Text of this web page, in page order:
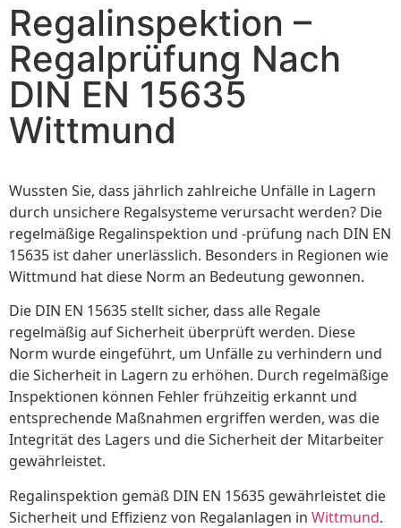
Regalinspektion –
Regalprüfung Nach
DIN EN 15635
Wittmund
Wussten Sie, dass jährlich zahlreiche Unfälle in Lagern
durch unsichere Regalsysteme verursacht werden? Die
regelmäßige Regalinspektion und -prüfung nach DIN EN
15635 ist daher unerlässlich. Besonders in Regionen wie
Wittmund hat diese Norm an Bedeutung gewonnen.
Die DIN EN 15635 stellt sicher, dass alle Regale
regelmäßig auf Sicherheit überprüft werden. Diese
Norm wurde eingeführt, um Unfälle zu verhindern und
die Sicherheit in Lagern zu erhöhen. Durch regelmäßige
Inspektionen können Fehler frühzeitig erkannt und
entsprechende Maßnahmen ergriffen werden, was die
Integrität des Lagers und die Sicherheit der Mitarbeiter
gewährleistet.
Regalinspektion gemäß DIN EN 15635 gewährleistet die
Sicherheit und Effizienz von Regalanlagen in Wittmund.